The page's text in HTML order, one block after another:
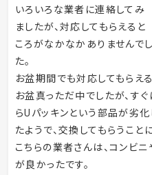
いろいろな業者に連絡してみ
ましたが、対応してもらえると
ころがなかなかありませんでし
た。
お盆期間でも対応してもらえ
お盆真っただ中でしたが、す
らUパッキンという部品が劣
たようで、交換してもらうこと
こちらの業者さんは、コンビ
が良かったです。